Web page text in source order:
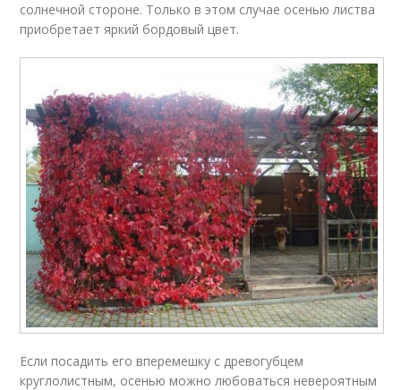
солнечной стороне. Только в этом случае осенью листва
приобретает яркий бордовый цвет.
Если посадить его вперемешку с древогубцем
круглолистным, осенью можно любоваться невероятным